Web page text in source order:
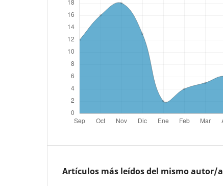
Artículos más leídos del mismo autor/a